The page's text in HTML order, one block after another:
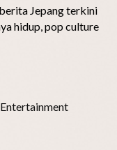
Jepang terkini
hidup, pop culture
Entertainment